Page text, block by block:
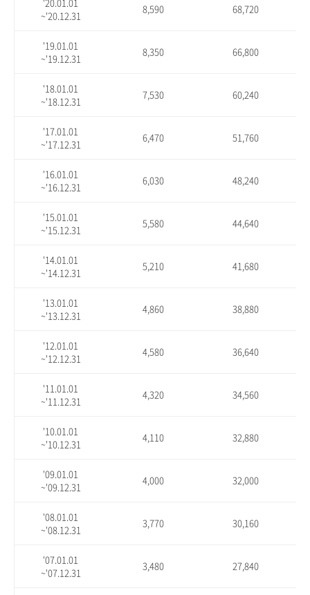
~'20.12.31
8,590 68,720
'19.01.01
~'19.12.31
8,350 66,800
'18.01.01
~'18.12.31
7,530 60,240
'17.01.01
~'17.12.31
6,470 51,760
'16.01.01
~'16.12.31
6,030 48,240
'15.01.01
~'15.12.31
5,580 44,640
'14.01.01
~'14.12.31
5,210 41,680
'13.01.01
~'13.12.31
4,860 38,880
'12.01.01
~'12.12.31
4,580 36,640
'11.01.01
~'11.12.31
4,320 34,560
'10.01.01
~'10.12.31
4,110 32,880
'09.01.01
~'09.12.31
4,000 32,000
'08.01.01
~'08.12.31
3,770 30,160
'07.01.01
~'07.12.31
3,480 27,840